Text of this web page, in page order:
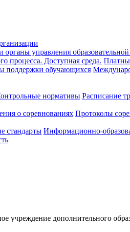
органы управления
процесса. Доступная среда.
поддержки обучающихся
нормативы Расписание
о соревнованиях Протоколы
стандарты Информационно-
учреждение дополнительного